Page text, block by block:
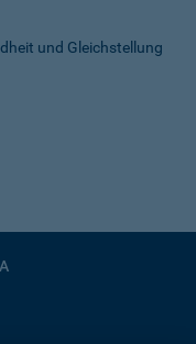
und Gleichstellung